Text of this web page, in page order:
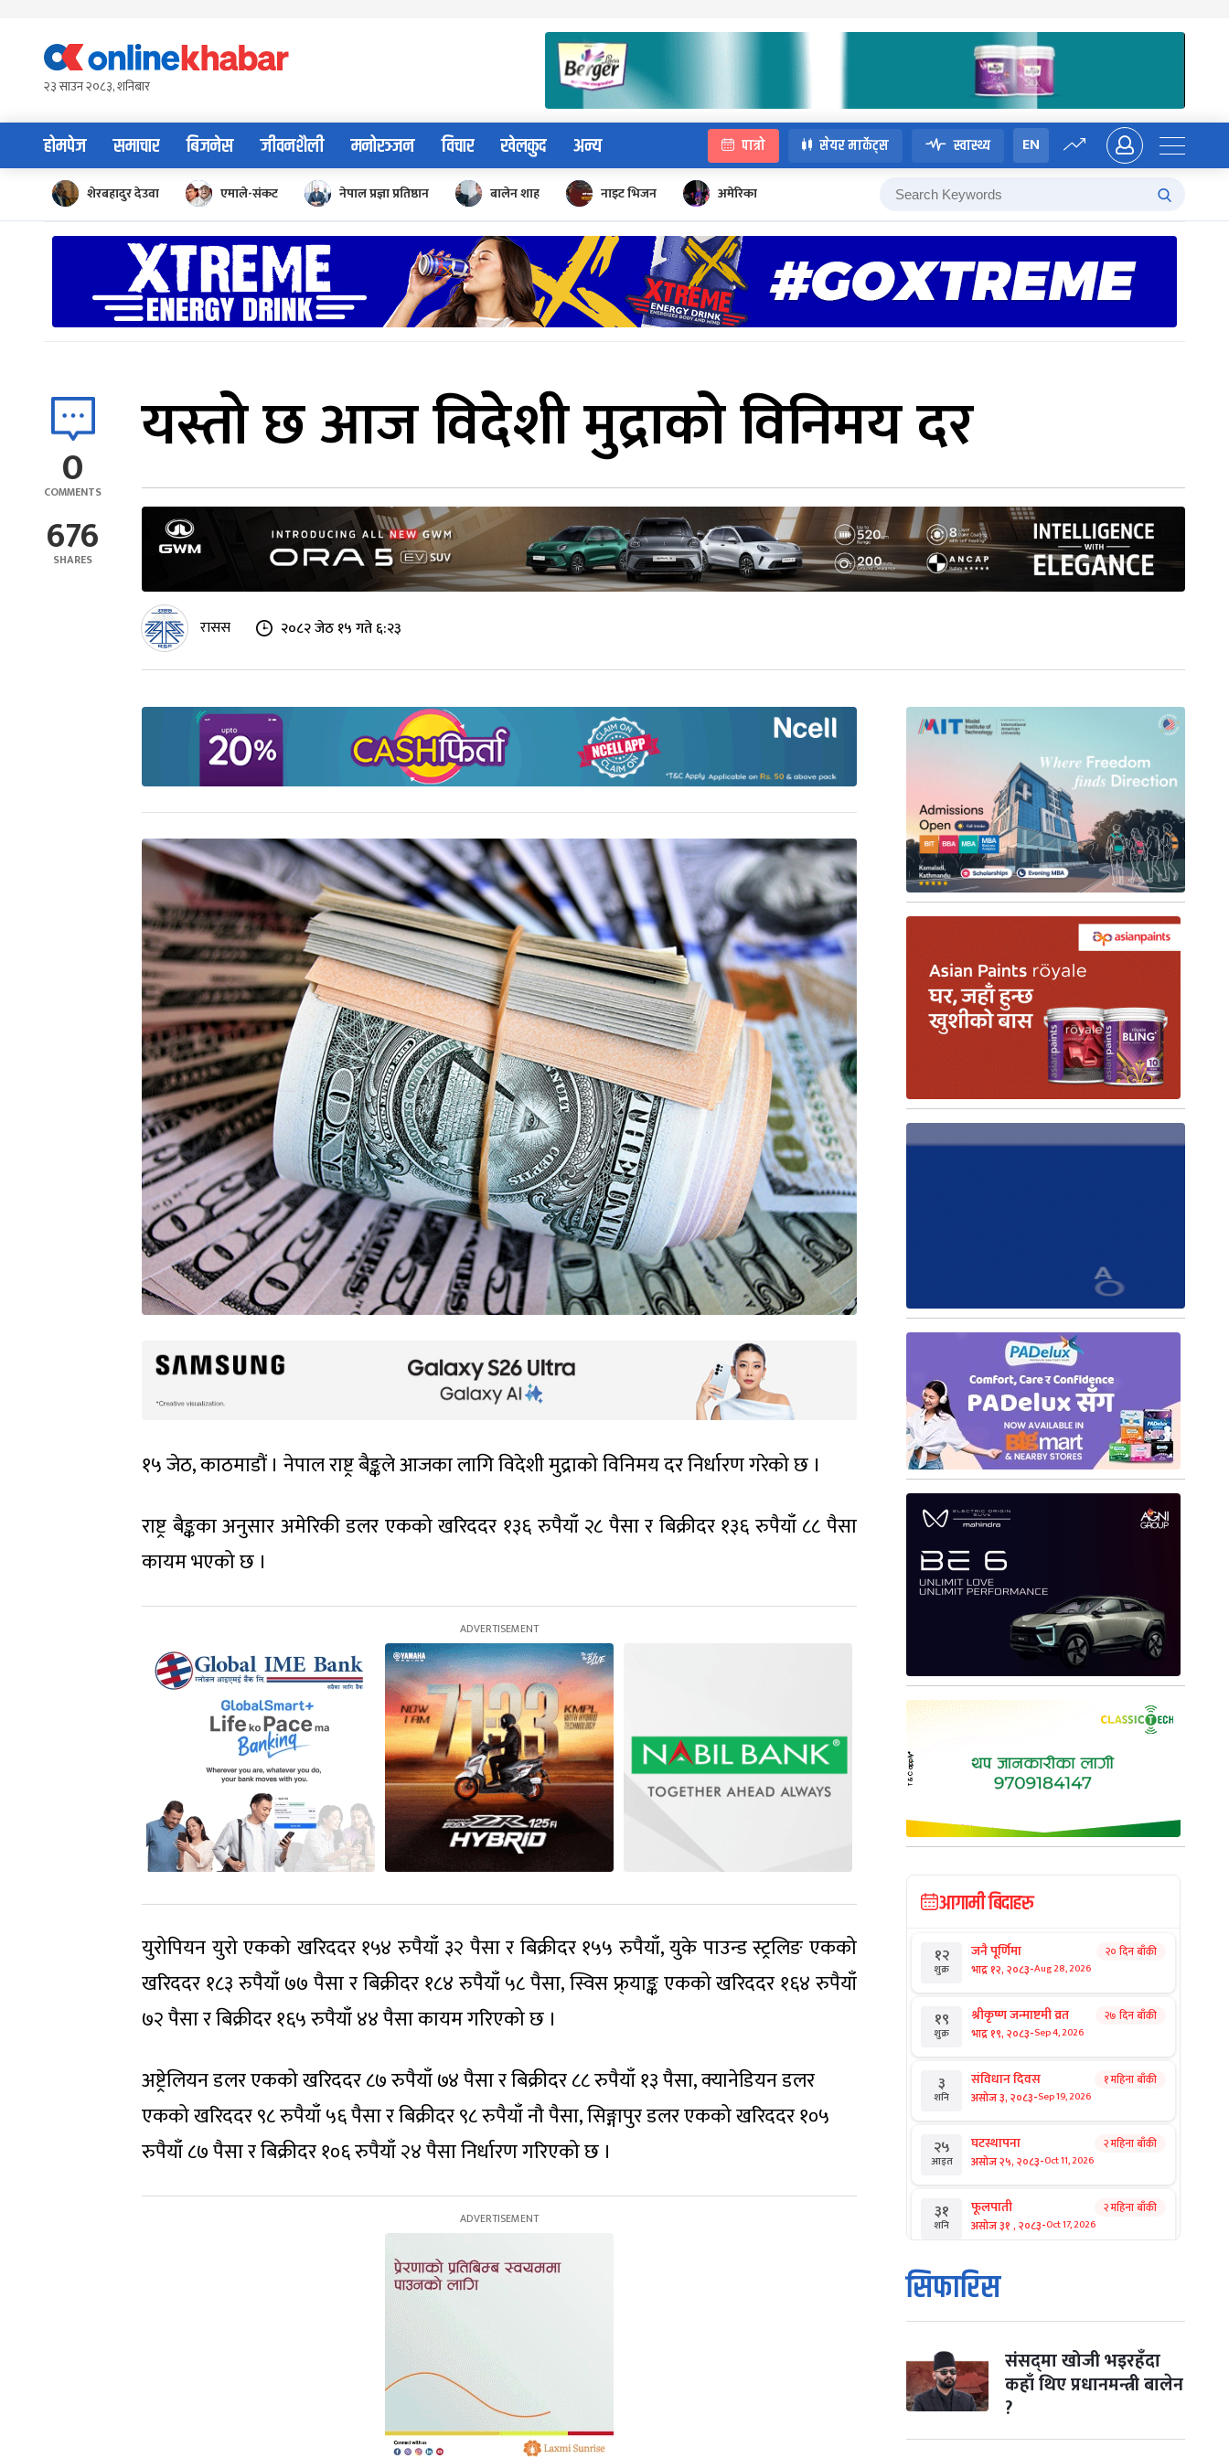
content२३ साउन २०८३, शनिबार
होमपेज समाचार बिजनेस जीवनशैली मनोरञ्जन विचार खेलकुद अन्य पात्रो सेयर मार्केट्स स्वास्थ्य EN
शेरबहादुर देउवा एमाले-संकट नेपाल प्रज्ञा प्रतिष्ठान बालेन शाह नाइट भिजन अमेरिका
0
COMMENTS
676
SHARES
यस्तो छ आज विदेशी मुद्राको विनिमय दर
रासस २०८२ जेठ १५ गते ६:२३
१५ जेठ, काठमाडौं । नेपाल राष्ट्र बैङ्कले आजका लागि विदेशी मुद्राको विनिमय दर निर्धारण गरेको छ ।
राष्ट्र बैङ्कका अनुसार अमेरिकी डलर एकको खरिददर १३६ रुपैयाँ २८ पैसा र बिक्रीदर १३६ रुपैयाँ ८८ पैसा
कायम भएको छ ।
युरोपियन युरो एकको खरिददर १५४ रुपैयाँ ३२ पैसा र बिक्रीदर १५५ रुपैयाँ, युके पाउन्ड स्ट्रलिङ एकको
खरिददर १८३ रुपैयाँ ७७ पैसा र बिक्रीदर १८४ रुपैयाँ ५८ पैसा, स्विस फ्र्याङ्क एकको खरिददर १६४ रुपैयाँ
७२ पैसा र बिक्रीदर १६५ रुपैयाँ ४४ पैसा कायम गरिएको छ ।
अष्ट्रेलियन डलर एकको खरिददर ८७ रुपैयाँ ७४ पैसा र बिक्रीदर ८८ रुपैयाँ १३ पैसा, क्यानेडियन डलर
एकको खरिददर ९८ रुपैयाँ ५६ पैसा र बिक्रीदर ९८ रुपैयाँ नौ पैसा, सिङ्गापुर डलर एकको खरिददर १०५
रुपैयाँ ८७ पैसा र बिक्रीदर १०६ रुपैयाँ २४ पैसा निर्धारण गरिएको छ ।
आगामी बिदाहरु
१२
शुक्र
जनै पूर्णिमा
भाद्र १२, २०८३-Aug 28, 2026
२० दिन बाँकी
१९
शुक्र
श्रीकृष्ण जन्माष्टमी व्रत
भाद्र १९, २०८३-Sep 4, 2026
२७ दिन बाँकी
३
शनि
संविधान दिवस
असोज ३, २०८३-Sep 19, 2026
१ महिना बाँकी
२५
आइत
घटस्थापना
असोज २५, २०८३-Oct 11, 2026
२ महिना बाँकी
३१
शनि
फूलपाती
असोज ३१ , २०८३-Oct 17, 2026
२ महिना बाँकी
१
आइत
कार्तिक सङ्क्रान्ति
कार्तिक १, २०८३
मंगल कार्तिक ३, २०८३-Oct 20, 2026
४ विजयादशमी
कार्तिक ४, २०८३
सिफारिस
संसद्‌मा खोजी भइरहँदा
कहाँ थिए प्रधानमन्त्री बालेन
?